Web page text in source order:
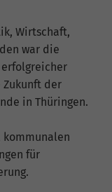
Wirtschaft,
war die
erfolgreicher
Zukunft der
in Thüringen.
kommunalen
für
Analytics
verwendet,
zu speichern,
nutzen, und